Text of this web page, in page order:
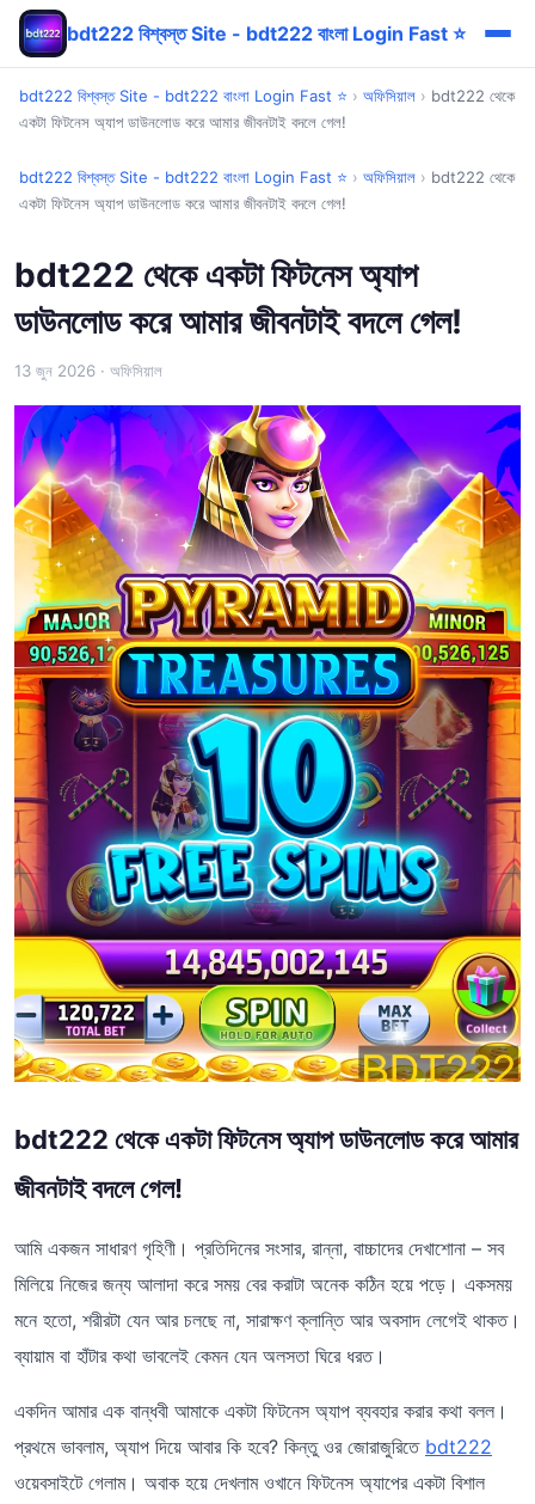
bdt222 বিশ্বস্ত Site - bdt222 বাংলা Login Fast ⭐
bdt222 বিশ্বস্ত Site - bdt222 বাংলা Login Fast ⭐ › অফিসিয়াল › bdt222 থেকে
একটা ফিটনেস অ্যাপ ডাউনলোড করে আমার জীবনটাই বদলে গেল!
bdt222 বিশ্বস্ত Site - bdt222 বাংলা Login Fast ⭐ › অফিসিয়াল › bdt222 থেকে
একটা ফিটনেস অ্যাপ ডাউনলোড করে আমার জীবনটাই বদলে গেল!
bdt222 থেকে একটা ফিটনেস অ্যাপ
ডাউনলোড করে আমার জীবনটাই বদলে গেল!
13 জুন 2026 · অফিসিয়াল
bdt222 থেকে একটা ফিটনেস অ্যাপ ডাউনলোড করে আমার
জীবনটাই বদলে গেল!
আমি একজন সাধারণ গৃহিণী। প্রতিদিনের সংসার, রান্না, বাচ্চাদের দেখাশোনা – সব
মিলিয়ে নিজের জন্য আলাদা করে সময় বের করাটা অনেক কঠিন হয়ে পড়ে। একসময়
মনে হতো, শরীরটা যেন আর চলছে না, সারাক্ষণ ক্লান্তি আর অবসাদ লেগেই থাকত।
ব্যায়াম বা হাঁটার কথা ভাবলেই কেমন যেন অলসতা ঘিরে ধরত।
একদিন আমার এক বান্ধবী আমাকে একটা ফিটনেস অ্যাপ ব্যবহার করার কথা বলল।
প্রথমে ভাবলাম, অ্যাপ দিয়ে আবার কি হবে? কিন্তু ওর জোরাজুরিতে bdt222
ওয়েবসাইটে গেলাম। অবাক হয়ে দেখলাম ওখানে ফিটনেস অ্যাপের একটা বিশাল